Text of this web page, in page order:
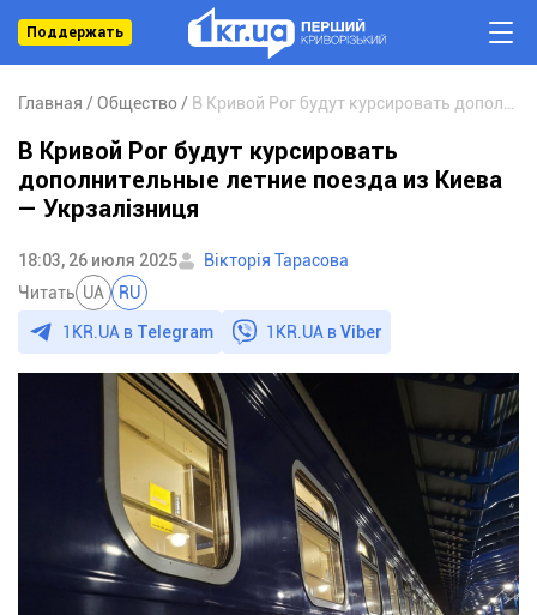
Поддержать
Главная Общество
В Кривой Рог будут курсировать
дополнительные летние поезда из Киева
— Укрзалізниця
18:03, 26 июля 2025
Вікторія Тарасова
Читать UA RU
1KR.UA в Telegram 1KR.UA вViber